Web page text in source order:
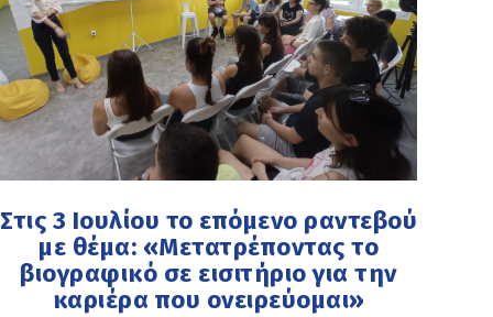
Στις 3 Ιουλίου το επόμενο ραντεβού
με θέμα: «Μετατρέποντας το
βιογραφικό σε εισιτήριο για την
καριέρα που ονειρεύομαι»